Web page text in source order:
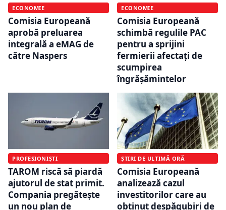
ECONOMIE
Comisia Europeană
aprobă preluarea
integrală a eMAG de
către Naspers
ECONOMIE
Comisia Europeană
schimbă regulile PAC
pentru a sprijini
fermierii afectați de
scumpirea
îngrășămintelor
PROFESIONIȘTI
TAROM riscă să piardă
ajutorul de stat primit.
Compania pregătește
un nou plan de
ȘTIRI DE ULTIMĂ ORĂ
Comisia Europeană
analizează cazul
investitorilor care au
obținut despăgubiri de